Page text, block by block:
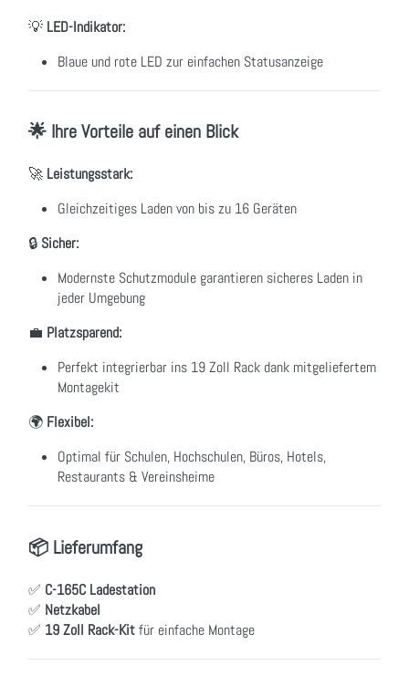
💡 LED-Indikator:
Blaue und rote LED zur einfachen Statusanzeige
🌟 Ihre Vorteile auf einen Blick
🚀 Leistungsstark:
Gleichzeitiges Laden von bis zu 16 Geräten
🔒 Sicher:
Modernste Schutzmodule garantieren sicheres Laden in
jeder Umgebung
💼 Platzsparend:
Perfekt integrierbar ins 19 Zoll Rack dank mitgeliefertem
Montagekit
🌍 Flexibel:
Optimal für Schulen, Hochschulen, Büros, Hotels,
Restaurants & Vereinsheime
📦 Lieferumfang
✅ C-165C Ladestation
✅ Netzkabel
✅ 19 Zoll Rack-Kitfür einfache Montage